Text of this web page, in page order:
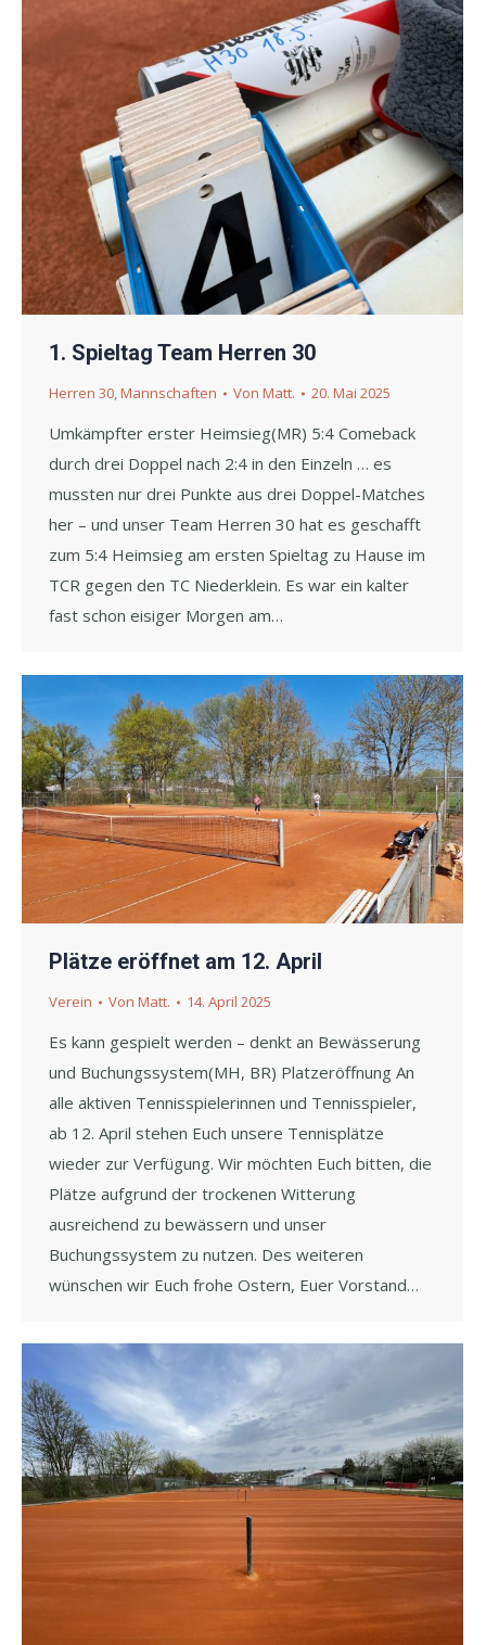
1. Spieltag Team Herren 30
Herren 30,Mannschaften Von Matt. 20. Mai 2025
Umkämpfter erster Heimsieg(MR) 5:4 Comeback
durch drei Doppel nach 2:4 in den Einzeln … es
mussten nur drei Punkte aus drei Doppel-Matches
her – und unser Team Herren 30 hat es geschafft
zum 5:4 Heimsieg am ersten Spieltag zu Hause im
TCR gegen den TC Niederklein. Es war ein kalter
fast schon eisiger Morgen am…
Plätze eröffnet am 12. April
Verein Von Matt. 14. April 2025
Es kann gespielt werden – denkt an Bewässerung
und Buchungssystem(MH, BR) Platzeröffnung An
alle aktiven Tennisspielerinnen und Tennisspieler,
ab 12. April stehen Euch unsere Tennisplätze
wieder zur Verfügung. Wir möchten Euch bitten, die
Plätze aufgrund der trockenen Witterung
ausreichend zu bewässern und unser
Buchungssystem zu nutzen. Des weiteren
wünschen wir Euch frohe Ostern, Euer Vorstand…